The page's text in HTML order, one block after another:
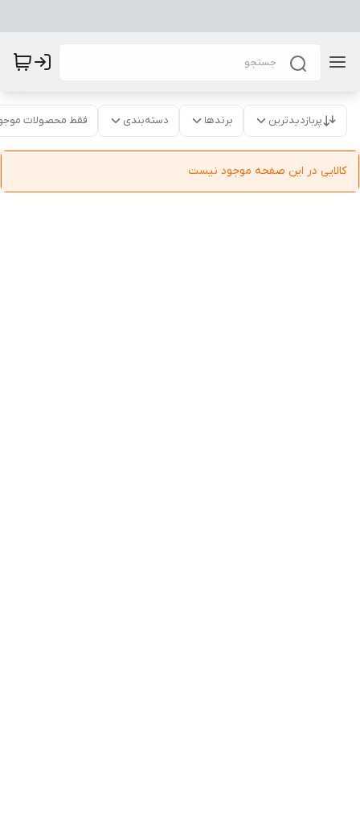
پربازدیدترین برندها دسته‌بندی فقط محصولات
کالایی در این صفحه موجود نیست